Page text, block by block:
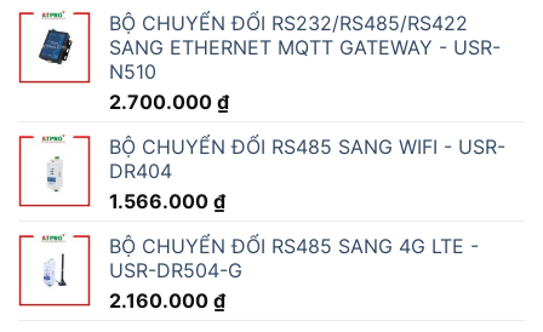
BỘ CHUYỂN ĐỔI RS232/RS485/RS422
SANG ETHERNET MQTT GATEWAY - USR-
N510
2.700.000 ₫
BỘ CHUYỂN ĐỔI RS485 SANG WIFI - USR-
DR404
1.566.000 ₫
BỘ CHUYỂN ĐỔI RS485 SANG 4G LTE -
USR-DR504-G
2.160.000 ₫